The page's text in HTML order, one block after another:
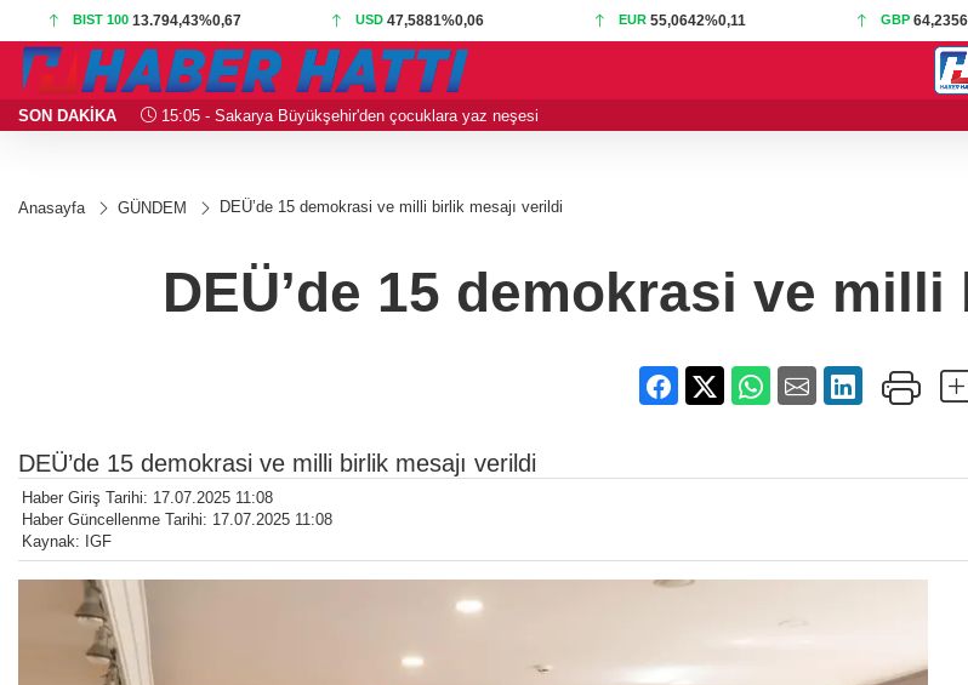
BIST 100 13.794,43%0,67 USD 47,5881%0,06 EUR 55,0642%0,11 GBP 64,2356
SON DAKİKA 15:05 - Sakarya Büyükşehir'den çocuklara yaz neşesi
Anasayfa GÜNDEM DEÜ’de 15 demokrasi ve milli birlik mesajı verildi
DEÜ’de 15 demokrasi ve
DEÜ’de 15 demokrasi ve milli birlik mesajı verildi
Haber Giriş Tarihi: 17.07.2025 11:08
Haber Güncellenme Tarihi: 17.07.2025 11:08
Kaynak: IGF